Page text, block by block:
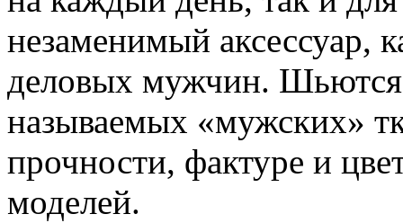
незаменимый аксессуар,
деловых мужчин. Шьются
называемых «мужских»
прочности, фактуре и
моделей.